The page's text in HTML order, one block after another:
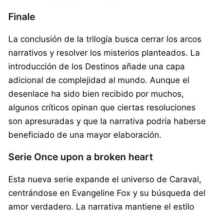
Finale
La conclusión de la trilogía busca cerrar los arcos
narrativos y resolver los misterios planteados. La
introducción de los Destinos añade una capa
adicional de complejidad al mundo. Aunque el
desenlace ha sido bien recibido por muchos,
algunos críticos opinan que ciertas resoluciones
son apresuradas y que la narrativa podría haberse
beneficiado de una mayor elaboración.
Serie Once upon a broken heart
Esta nueva serie expande el universo de Caraval,
centrándose en Evangeline Fox y su búsqueda del
amor verdadero. La narrativa mantiene el estilo